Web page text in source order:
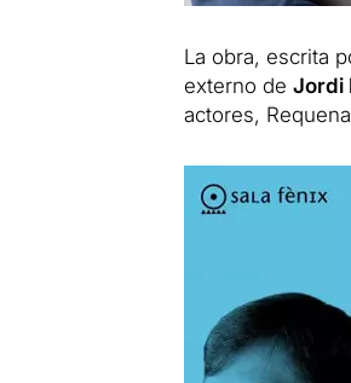
La obra, escrita
externo de Jordi
actores,